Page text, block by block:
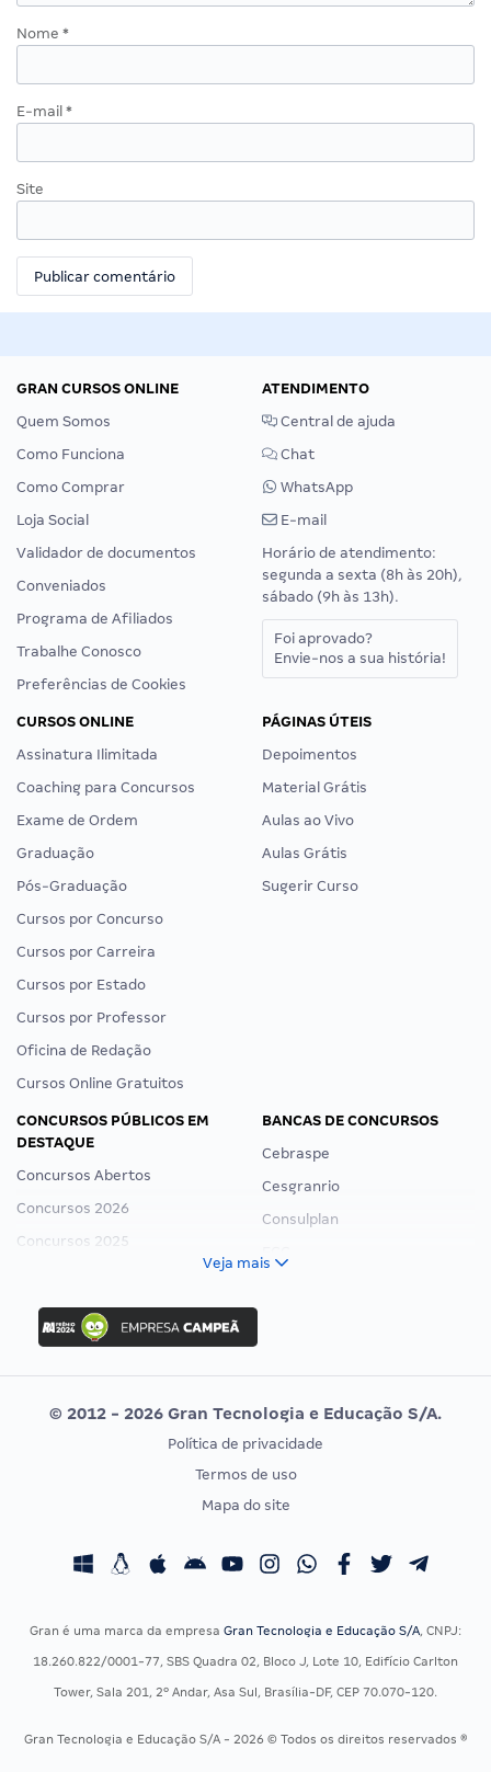
Nome *
E-mail *
Site
GRAN CURSOS ONLINE
Quem Somos
Como Funciona
Como Comprar
Loja Social
Validador de documentos
Conveniados
Programa de Afiliados
Trabalhe Conosco
Preferências de Cookies
ATENDIMENTO
Central de ajuda
Chat
WhatsApp
E-mail
Horário de atendimento:
segunda a sexta (8h às 20h),
sábado (9h às 13h).
Foi aprovado?
Envie-nos a sua história!
CURSOS ONLINE
Assinatura Ilimitada
Coaching para Concursos
Exame de Ordem
Graduação
Pós-Graduação
Cursos por Concurso
Cursos por Carreira
Cursos por Estado
Cursos por Professor
Oficina de Redação
Cursos Online Gratuitos
PÁGINAS ÚTEIS
Depoimentos
Material Grátis
Aulas ao Vivo
Aulas Grátis
Sugerir Curso
CONCURSOS PÚBLICOS EM
DESTAQUE
Concursos Abertos
Concursos 2026
Concursos 2025
Concurso Ibama
Concurso MPU
Editais publicados
BANCAS DE CONCURSOS
Cebraspe
Cesgranrio
Consulplan
Vunesp
CONCURSOS POR PROFISSÃO
Concursos Fiscais
Concursos Saúde
Residência Multiprofissional
EXAME DE ORDEM
Calendário OAB
Veja mais
© 2012 - 2026 Gran Tecnologia e Educação S/A.
Política de privacidade
Termos de uso
Mapa do site
Gran é uma marca da empresa Gran Tecnologia e Educação S/A, CNPJ:
18.260.822/0001-77, SBS Quadra 02, Bloco J, Lote 10, Edifício Carlton
Tower, Sala 201, 2º Andar, Asa Sul, Brasília-DF, CEP 70.070-120.
Gran Tecnologia e Educação S/A - 2026 © Todos os direitos reservados ®